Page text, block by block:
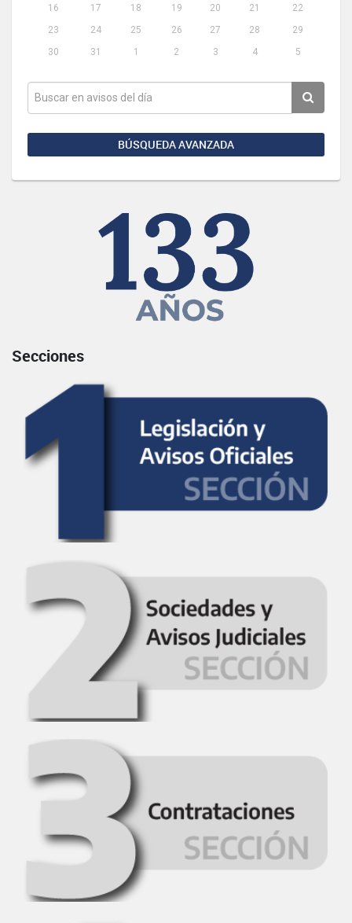
16
17 18 19 20 21
22
23
24 25 26 27 28
29
30
31 1 2 3 4 5
BÚSQUEDA AVANZADA
Secciones